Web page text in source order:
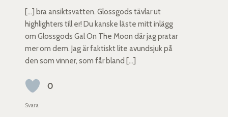
[…] bra ansiktsvatten. Glossgods tävlar ut
highlighters till er! Du kanske läste mitt inlägg
om Glossgods Gal On The Moon där jag pratar
mer om dem. Jag är faktiskt lite avundsjuk på
den som vinner, som får bland […]
0
Svara